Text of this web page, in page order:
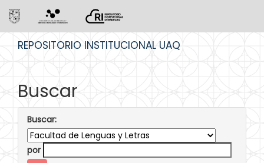
REPOSITORIO INSTITUCIONAL UAQ
Buscar
Buscar:
por